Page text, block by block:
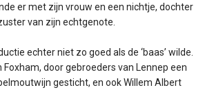
er met zijn vrouw en een nichtje, dochter
van zijn echtgenote.
echter niet zo goed als de ‘baas’ wilde.
Foxham, door gebroeders van Lennep een
gesticht, en ook Willem Albert